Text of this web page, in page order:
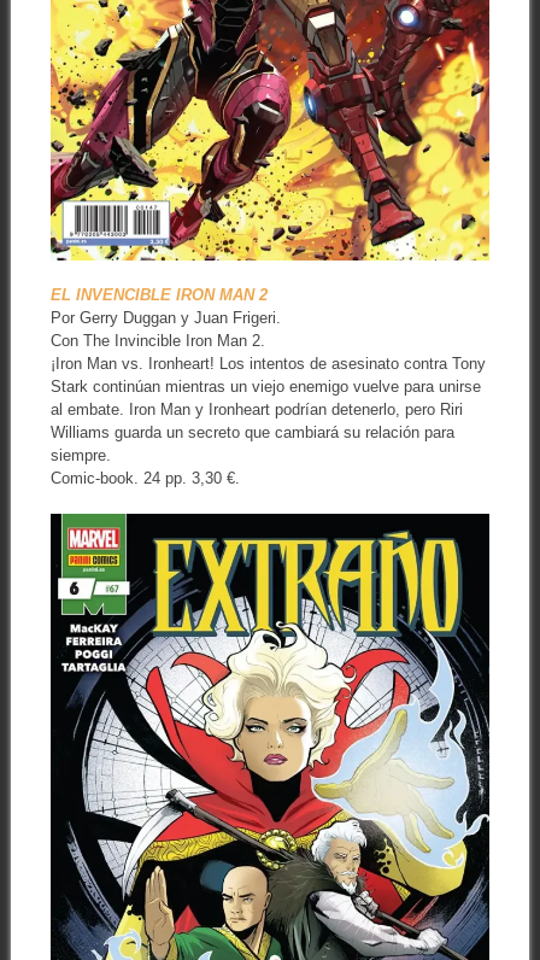
EL INVENCIBLE IRON MAN 2
Por Gerry Duggan y Juan Frigeri.
Con The Invincible Iron Man 2.
¡Iron Man vs. Ironheart! Los intentos de asesinato contra Tony
Stark continúan mientras un viejo enemigo vuelve para unirse
al embate. Iron Man y Ironheart podrían detenerlo, pero Riri
Williams guarda un secreto que cambiará su relación para
siempre.
Comic-book. 24 pp. 3,30 €.